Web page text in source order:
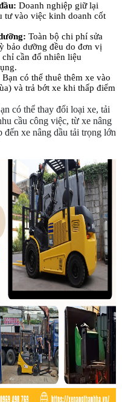
Doanh nghiệp giữ lại
tư vào việc kinh doanh cốt
Toàn bộ chi phí sửa
bảo dưỡng đều do đơn vị
cần đổ nhiên liệu
Bạn có thể thuê thêm xe vào
và trả bớt xe khi thấp điểm
có thể thay đổi loại xe, tải
cầu công việc, từ xe nâng
xe nâng dầu tải trọng lớn